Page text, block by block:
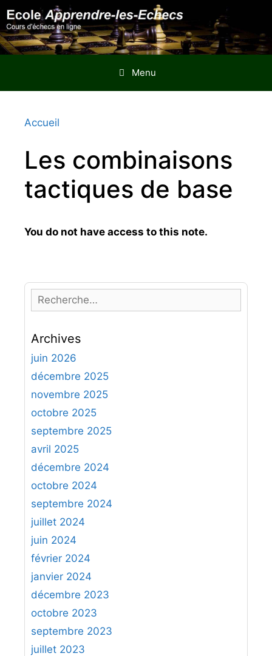
Aller
au
contenu
Menu
Accueil
Les combinaisons
tactiques de base
You do not have access to this note.
e
h
e
r
h
e
r
:
Archives
juin 2026
décembre 2025
novembre 2025
octobre 2025
septembre 2025
avril 2025
décembre 2024
octobre 2024
septembre 2024
juillet 2024
juin 2024
février 2024
janvier 2024
décembre 2023
octobre 2023
septembre 2023
juillet 2023